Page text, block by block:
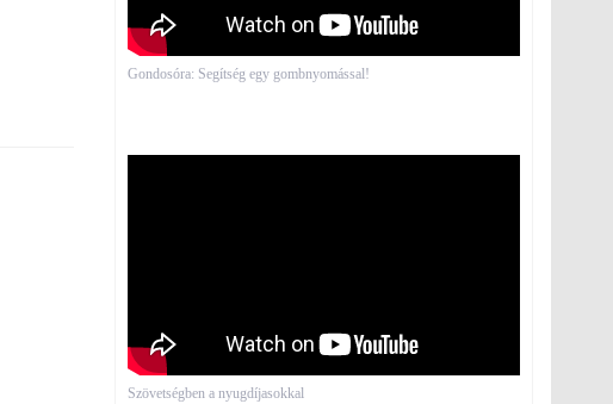
Gondosóra: Segítség egy gombnyomással!
Szövetségben a nyugdíjasokkal